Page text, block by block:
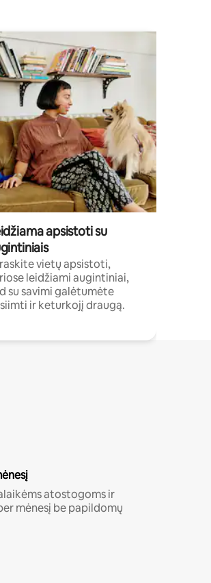
apsistoti su
vietų apsistoti,
leidžiami augintiniai,
su savimi galėtumėte
ir keturkojį draugą.
atostogoms ir
mėnesį be papildomų